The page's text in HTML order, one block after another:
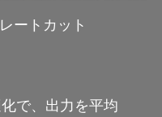
ートカット
で、出力を平均